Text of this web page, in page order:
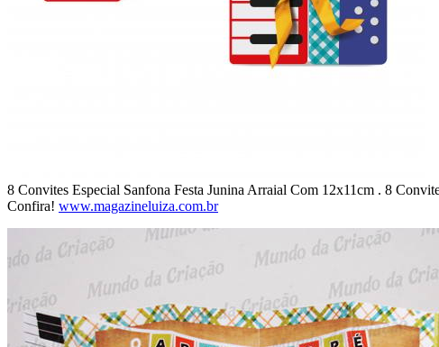
8 Convites Especial Sanfona Festa Junina Arraial Com 12x11cm . 8
Confira! www.magazineluiza.com.br